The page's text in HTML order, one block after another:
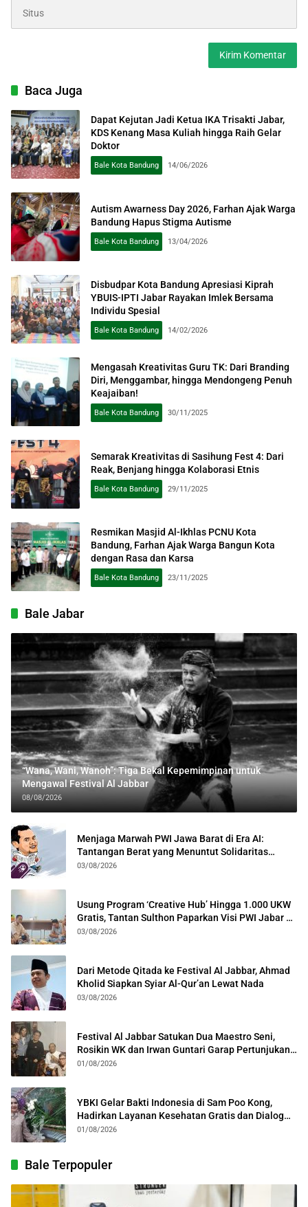
Baca Juga
Dapat Kejutan Jadi Ketua IKA Trisakti Jabar,
KDS Kenang Masa Kuliah hingga Raih Gelar
Doktor
Bale Kota Bandung 14/06/2026
Autism Awarness Day 2026, Farhan Ajak Warga
Bandung Hapus Stigma Autisme
Bale Kota Bandung 13/04/2026
Disbudpar Kota Bandung Apresiasi Kiprah
YBUIS-IPTI Jabar Rayakan Imlek Bersama
Individu Spesial
Bale Kota Bandung 14/02/2026
Mengasah Kreativitas Guru TK: Dari Branding
Diri, Menggambar, hingga Mendongeng Penuh
Keajaiban!
Bale Kota Bandung 30/11/2025
Semarak Kreativitas di Sasihung Fest 4: Dari
Reak, Benjang hingga Kolaborasi Etnis
Bale Kota Bandung 29/11/2025
Resmikan Masjid Al-Ikhlas PCNU Kota
Bandung, Farhan Ajak Warga Bangun Kota
dengan Rasa dan Karsa
Bale Kota Bandung 23/11/2025
Bale Jabar
“Wana, Wani, Wanoh”: Tiga Bekal Kepemimpinan untuk
Mengawal Festival Al Jabbar
08/08/2026
Menjaga Marwah PWI Jawa Barat di Era AI:
Tantangan Berat yang Menuntut Solidaritas
Lintas Generasi
03/08/2026
Usung Program ‘Creative Hub’ Hingga 1.000 UKW
Gratis, Tantan Sulthon Paparkan Visi PWI Jabar di
Kota Bogor
03/08/2026
Dari Metode Qitada ke Festival Al Jabbar, Ahmad
Kholid Siapkan Syiar Al-Qur’an Lewat Nada
03/08/2026
Festival Al Jabbar Satukan Dua Maestro Seni,
Rosikin WK dan Irwan Guntari Garap Pertunjukan
Kolosal
01/08/2026
YBKI Gelar Bakti Indonesia di Sam Poo Kong,
Hadirkan Layanan Kesehatan Gratis dan Dialog
Kebangsaan
01/08/2026
Bale Terpopuler